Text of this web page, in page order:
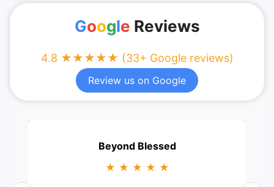
Google Reviews
4.8 ★★★★★ (33+ Google reviews)
Review us on Google
Beyond Blessed
★ ★ ★ ★ ★